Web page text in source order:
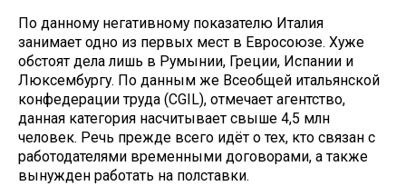
По данному негативному показателю Италия
занимает одно из первых мест в Евросоюзе. Хуже
обстоят дела лишь в Румынии, Греции, Испании и
Люксембургу. По данным же Всеобщей итальянской
конфедерации труда (CGIL), отмечает агентство,
данная категория насчитывает свыше 4,5 млн
человек. Речь прежде всего идёт о тех, кто связан с
работодателями временными договорами, а также
вынужден работать на полставки.